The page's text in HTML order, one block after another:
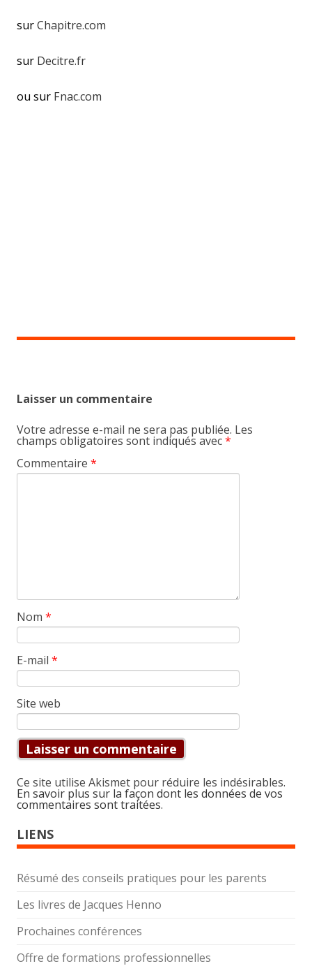
surChapitre.com
sur Decitre.fr
ou sur Fnac.com
Laisser un commentaire
Votre adresse e-mail ne sera pas publiée. Les
champs obligatoires sont indiqués avec*
Commentaire *
Nom *
E-mail *
Site web
Ce site utilise Akismet pour réduire les indésirables.
En savoir plus sur la façon dont les données de vos
commentaires sont traitées.
LIENS
Résumé des conseils pratiques pour les parents
Les livres de Jacques Henno
Prochaines conférences
Offre de formations professionnelles